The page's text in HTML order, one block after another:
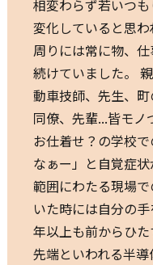
相変わらず若いつ
変化していると思
周りには常に物、
続けていました。
動車技師、先生、町
同僚、先輩...皆モノ
お仕着せ？の学校
なぁー」と自覚症
範囲にわたる現場
いた時には自分の
年以上も前からひ
先端といわれる半